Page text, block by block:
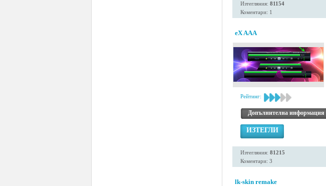
Изтегляния: 81154
Коментари: 1
eX AAA
Рейтинг:
Допълнителна информация
ИЗТЕГЛИ
Изтегляния: 81215
Коментари: 3
lk-skin remake